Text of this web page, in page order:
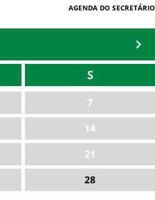
AGENDA DO SECRETÁRIO
S
7
14
21
28